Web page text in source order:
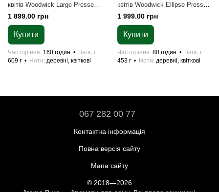
квітів Woodwick Large Pressed
Blooms & Patchouli 609 г
1 899.00 грн
Купити
Час горіння 160 годин
Вага, г
609 г
Ноти деревні, квіткові
квітів Woodwick Ellipse Pressed
Blooms & Patchouli 453 г
1 999.00 грн
Купити
Час горіння 80 годин
Вага, г
453 г
Ноти деревні, квіткові
067 282 00 77
Контактна інформація
Повна версія сайту
Мапа сайту
© 2018—2026